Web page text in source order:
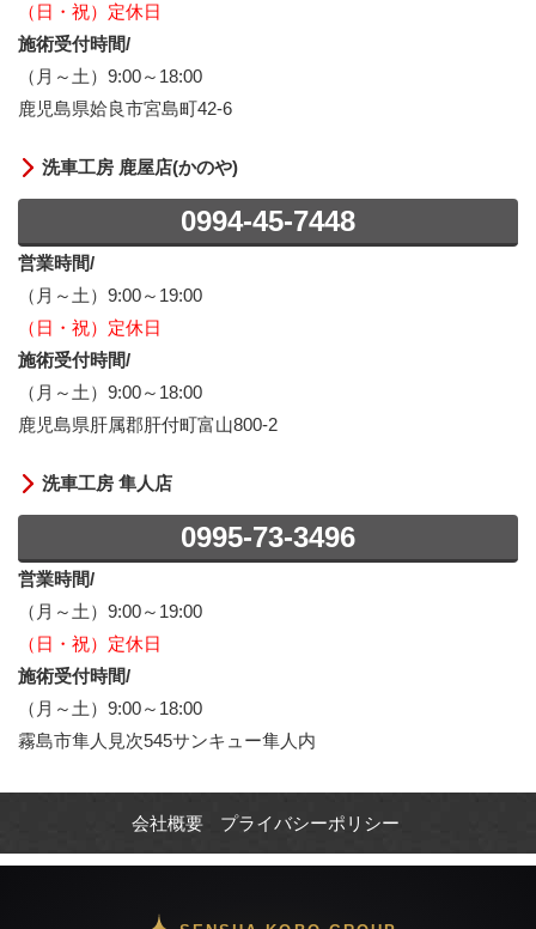
（日・祝）定休日
施術受付時間/
（月～土）9:00～18:00
鹿児島県姶良市宮島町42-6
洗車工房 鹿屋店(かのや)
0994-45-7448
営業時間/
（月～土）9:00～19:00
（日・祝）定休日
施術受付時間/
（月～土）9:00～18:00
鹿児島県肝属郡肝付町富山800-2
洗車工房 隼人店
0995-73-3496
営業時間/
（月～土）9:00～19:00
（日・祝）定休日
施術受付時間/
（月～土）9:00～18:00
霧島市隼人見次545サンキュー隼人内
会社概要 プライバシーポリシー